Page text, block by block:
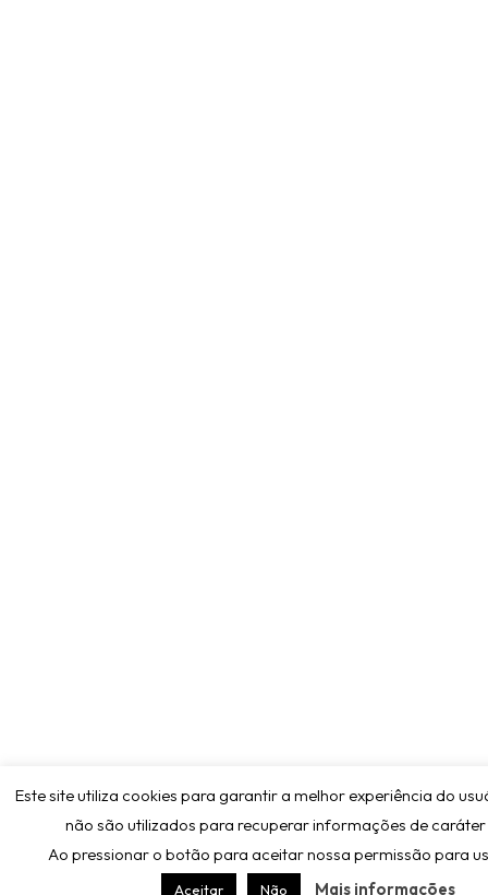
Este site utiliza cookies para garantir a melhor experiência do
não são utilizados para recuperar informações de
Ao pressionar o botão para aceitar nossa permissão para
Aceitar Não Mais informações